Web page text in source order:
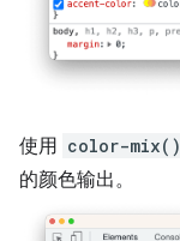
使用 color-mix()
的颜色输出。